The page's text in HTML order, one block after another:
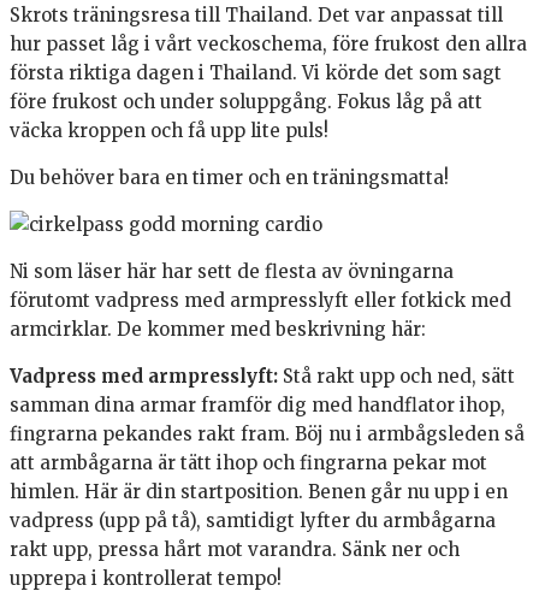
Skrots träningsresa till Thailand. Det var anpassat till
hur passet låg i vårt veckoschema, före frukost den allra
första riktiga dagen i Thailand. Vi körde det som sagt
före frukost och under soluppgång. Fokus låg på att
väcka kroppen och få upp lite puls!
Du behöver bara en timer och en träningsmatta!
Ni som läser här har sett de flesta av övningarna
förutomt vadpress med armpresslyft eller fotkick med
armcirklar. De kommer med beskrivning här:
Vadpress med armpresslyft: Stå rakt upp och ned, sätt
samman dina armar framför dig med handflator ihop,
fingrarna pekandes rakt fram. Böj nu i armbågsleden så
att armbågarna är tätt ihop och fingrarna pekar mot
himlen. Här är din startposition. Benen går nu upp i en
vadpress (upp på tå), samtidigt lyfter du armbågarna
rakt upp, pressa hårt mot varandra. Sänk ner och
upprepa i kontrollerat tempo!